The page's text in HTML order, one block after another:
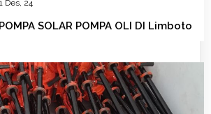
1 Des, 24
SOLAR POMPA OLI DI Limboto